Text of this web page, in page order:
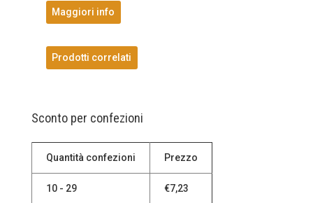
Maggiori info
Prodotti correlati
Sconto per confezioni
Quantità confezioni Prezzo
10 - 29 €7,23